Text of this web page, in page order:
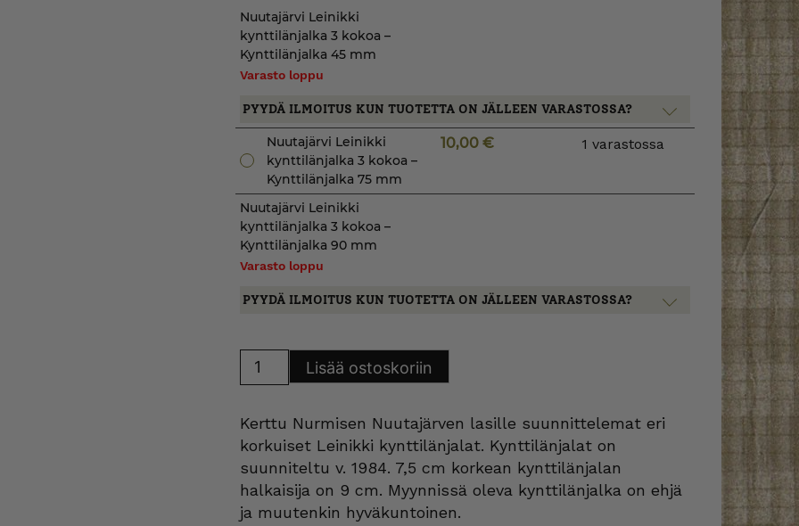
Nuutajärvi Leinikki
kynttilänjalka 3 kokoa –
Kynttilänjalka 45 mm
Varasto loppu
PYYDÄ ILMOITUS KUN TUOTETTA ON JÄLLEEN VARASTOSSA?
Nuutajärvi Leinikki
kynttilänjalka 3 kokoa –
Kynttilänjalka 75 mm
10,00 € 1 varastossa
Nuutajärvi Leinikki
kynttilänjalka 3 kokoa –
Kynttilänjalka 90 mm
Varasto loppu
PYYDÄ ILMOITUS KUN TUOTETTA ON JÄLLEEN VARASTOSSA?
Leinikki
kynttilänjalka
määrä
Lisää ostoskoriin
Kerttu Nurmisen Nuutajärven lasille suunnittelemat eri
korkuiset Leinikki kynttilänjalat. Kynttilänjalat on
suunniteltu v. 1984. 7,5 cm korkean kynttilänjalan
halkaisija on 9 cm. Myynnissä oleva kynttilänjalka on ehjä
ja muutenkin hyväkuntoinen.